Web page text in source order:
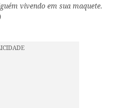
vivendo em sua maquete.